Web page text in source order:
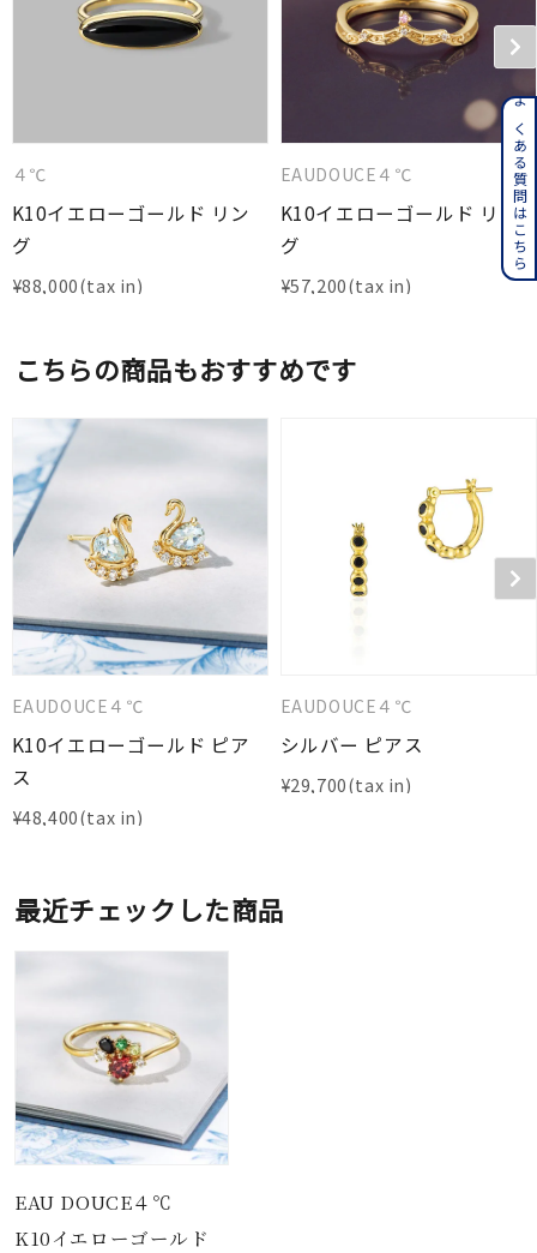
４℃
K10イエローゴールド リン
グ
¥88,000
EAUDOUCE４℃
K10イエローゴールド リン
グ
¥57,200
こちらの商品もおすすめです
EAUDOUCE４℃
K10イエローゴールド ピア
ス
¥48,400
EAUDOUCE４℃
シルバー ピアス
¥29,700
最近チェックした商品
EAU DOUCE４℃
K10イエローゴールド
よくある質問はこちら